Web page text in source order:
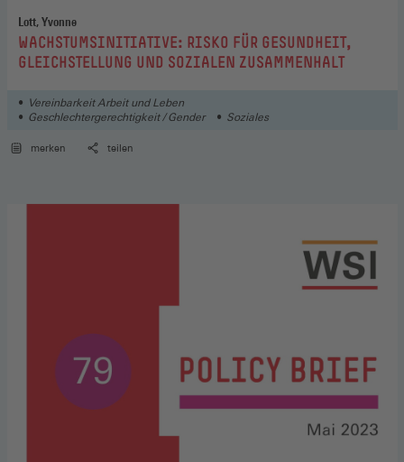
Lott, Yvonne
:WACHSTUMSINITIATIVE: RISKO FÜR GESUNDHEIT,
GLEICHSTELLUNG UND SOZIALEN ZUSAMMENHALT
Vereinbarkeit Arbeit und Leben
Geschlechtergerechtigkeit / Gender
Soziales
merken teilen